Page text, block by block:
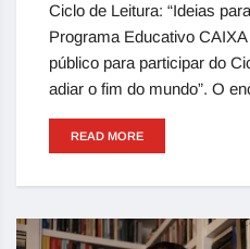
Ciclo de Leitura: “Ideias
Programa Educativo
público para participar do
adiar o fim do mundo”. O
READ MORE